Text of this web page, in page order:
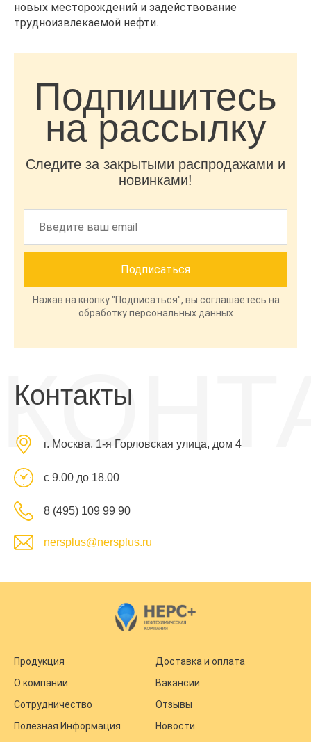
новых месторождений и задействование
трудноизвлекаемой нефти.
Подпишитесь
на рассылку
Следите за закрытыми распродажами и
новинками!
Нажав на кнопку "Подписаться", вы соглашаетесь на
обработку персональных данных
Контакты
г. Москва, 1-я Горловская улица, дом 4
с 9.00 до 18.00
8 (495) 109 99 90
nersplus@nersplus.ru
Продукция
Доставка и оплата
О компании
Вакансии
Сотрудничество
Отзывы
Полезная Информация
Новости